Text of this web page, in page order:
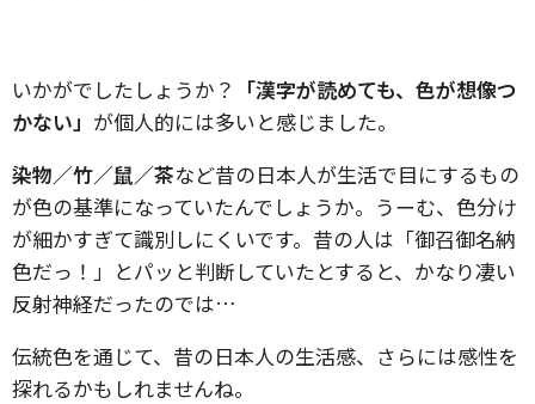
いかがでしたしょうか？ 「漢字が読めても、色が想像つ
かない」 が個人的には多いと感じました。
染物／竹／鼠／茶など昔の日本人が生活で目にするもの
が色の基準になっていたんでしょうか。うーむ、色分け
が細かすぎて識別しにくいです。昔の人は「御召御名納
色だっ！」とパッと判断していたとすると、かなり凄い
反射神経だったのでは…
伝統色を通じて、昔の日本人の生活感、さらには感性を
探れるかもしれませんね。